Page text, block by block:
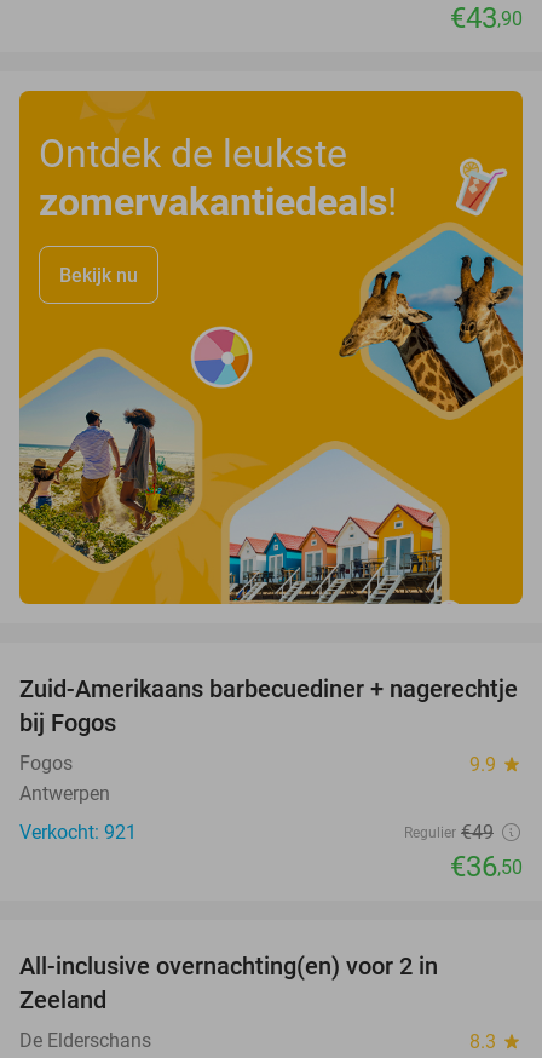
€43,90
Ontdek de leukste
zomervakantiedeals!
Bekijk nu
26%
Zuid-Amerikaans barbecuediner + nagerechtje
bij Fogos
Fogos 9.9 star
Antwerpen
Verkocht: 921
Regulier €49
€36,50
All-inclusive overnachting(en) voor 2 in
Zeeland
De Elderschans 8.3 star